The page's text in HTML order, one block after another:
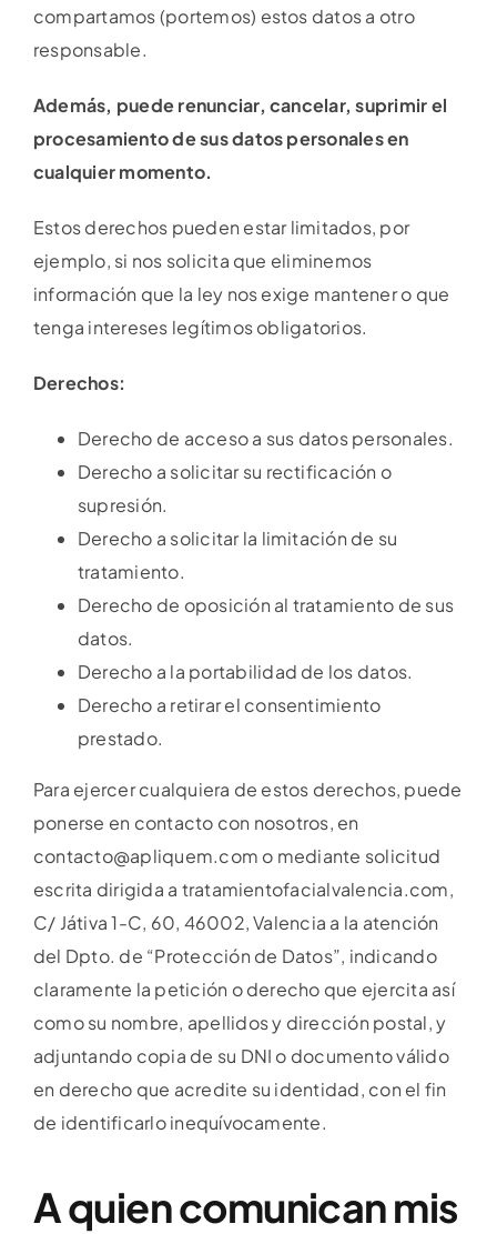
compartamos (portemos) estos datos a otro
responsable.
Además, puede renunciar, cancelar, suprimir el
procesamiento de sus datos personales en
cualquier momento.
Estos derechos pueden estar limitados, por
ejemplo, si nos solicita que eliminemos
información que la ley nos exige mantener o que
tenga intereses legítimos obligatorios.
Derechos:
Derecho de acceso a sus datos personales.
Derecho a solicitar su rectificación o
supresión.
Derecho a solicitar la limitación de su
tratamiento.
Derecho de oposición al tratamiento de sus
datos.
Derecho a la portabilidad de los datos.
Derecho a retirar el consentimiento
prestado.
Para ejercer cualquiera de estos derechos, puede
ponerse en contacto con nosotros, en
contacto@apliquem.com o mediante solicitud
escrita dirigida a tratamientofacialvalencia.com,
C/ Játiva 1-C, 60, 46002, Valencia a la atención
del Dpto. de “Protección de Datos”, indicando
claramente la petición o derecho que ejercita así
como su nombre, apellidos y dirección postal, y
adjuntando copia de su DNI o documento válido
en derecho que acredite su identidad, con el fin
de identificarlo inequívocamente.
A quien comunican mis